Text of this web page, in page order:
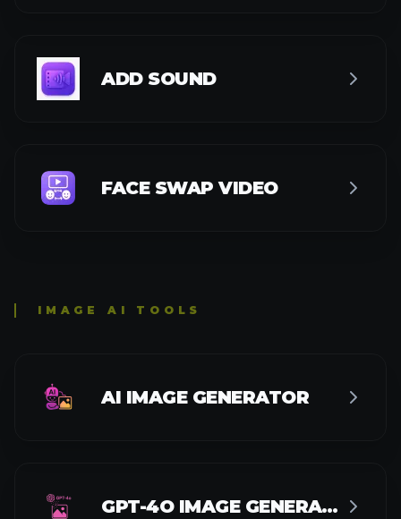
ADD SOUND
FACE SWAP VIDEO
IMAGE AI TOOLS
AI IMAGE GENERATOR
GPT-4O IMAGE GENERATOR